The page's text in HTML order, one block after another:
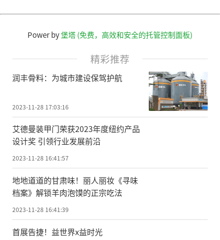
Power by堡塔 (免费，高效和安全的托管控制面板)
精彩推荐
润丰骨料：为城市建设保驾护航
2023-11-28 17:03:16
艾德曼装甲门荣获2023年度纽约产品
设计奖 引领行业发展前沿
2023-11-28 16:41:57
地地道道的甘肃味！丽人丽妆《寻味
档案》解锁羊肉泡馍的正宗吃法
2023-11-28 16:41:39
首展告捷！益世界x益时光